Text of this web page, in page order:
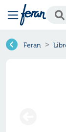
Feran